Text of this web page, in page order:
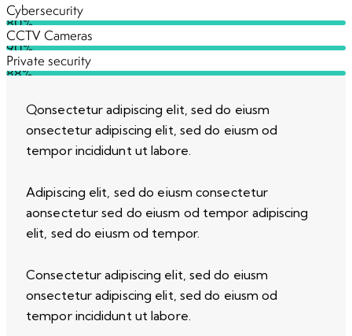
Cybersecurity
80%
CCTV Cameras
90%
Private security
88%
Qonsectetur adipiscing elit, sed do eiusm
onsectetur adipiscing elit, sed do eiusm od
tempor incididunt ut labore.
Adipiscing elit, sed do eiusm consectetur
aonsectetur sed do eiusm od tempor adipiscing
elit, sed do eiusm od tempor.
Consectetur adipiscing elit, sed do eiusm
onsectetur adipiscing elit, sed do eiusm od
tempor incididunt ut labore.